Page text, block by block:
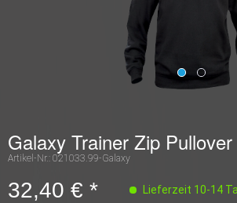
Galaxy Trainer Zip Pullover
Artikel-Nr.: 021033.99-Galaxy
32,40 € * Lieferzeit 10-14